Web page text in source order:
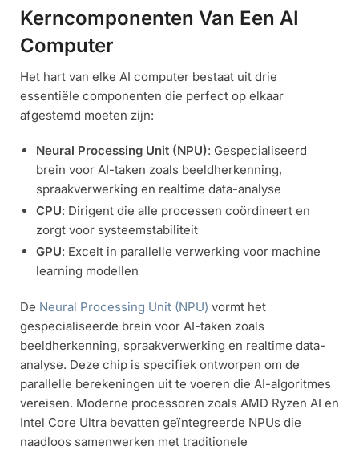
Kerncomponenten Van Een AI
Computer
Het hart van elke AI computer bestaat uit drie
essentiële componenten die perfect op elkaar
afgestemd moeten zijn:
Neural Processing Unit (NPU): Gespecialiseerd
brein voor AI-taken zoals beeldherkenning,
spraakverwerking en realtime data-analyse
CPU: Dirigent die alle processen coördineert en
zorgt voor systeemstabiliteit
GPU: Excelt in parallelle verwerking voor machine
learning modellen
De Neural Processing Unit (NPU) vormt het
gespecialiseerde brein voor AI-taken zoals
beeldherkenning, spraakverwerking en realtime data-
analyse. Deze chip is specifiek ontworpen om de
parallelle berekeningen uit te voeren die AI-algoritmes
vereisen. Moderne processoren zoals AMD Ryzen AI en
Intel Core Ultra bevatten geïntegreerde NPUs die
naadloos samenwerken met traditionele